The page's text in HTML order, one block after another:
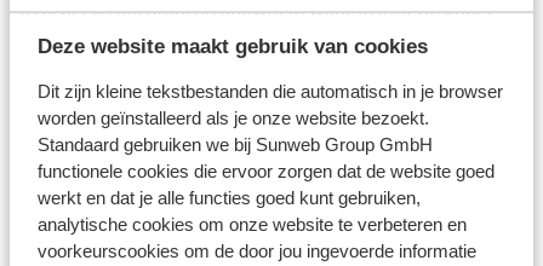
Deze website maakt gebruik van cookies
Dit zijn kleine tekstbestanden die automatisch in je browser
worden geïnstalleerd als je onze website bezoekt.
Standaard gebruiken we bij Sunweb Group GmbH
functionele cookies die ervoor zorgen dat de website goed
werkt en dat je alle functies goed kunt gebruiken,
analytische cookies om onze website te verbeteren en
voorkeurscookies om de door jou ingevoerde informatie
overal zijn automaten aanwezig waar je met de kaart
kan betalen. Ook betalen met creditcard is op vele
Voltage
Het voltage is net als in België 220 volt. Het
stopcontact is soms wel anders van vorm. In dat geval
kan je een tussenstekker gebruiken.
Reisdocumenten